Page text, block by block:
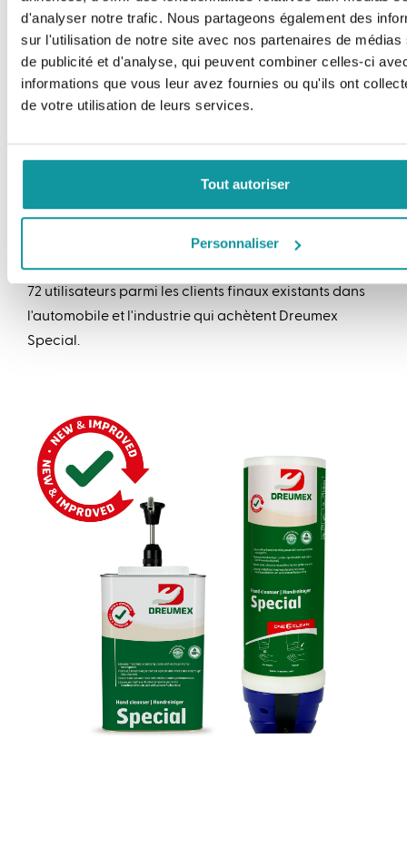
d'analyser notre trafic. Nous partageons également des
sur l'utilisation de notre site avec nos partenaires de médias
de publicité et d'analyse, qui peuvent combiner celles-ci
informations que vous leur avez fournies ou qu'ils ont
de votre utilisation de leurs services.
Tout autoriser
Personnaliser
l'étiquette "New & Improved".
Vous voulez en savoir plus ?
Cliquez icisi vous souhaitez obtenir plus
Dreumex Special ou contactez notre équipe service
téléphone au +33 (0)2 99 05 37 37
* Testé par Dreumex en février/mars 2023 auprès de
72 utilisateurs parmi les clients finaux existants dans
l'automobile et l'industrie qui achètent Dreumex
Special.